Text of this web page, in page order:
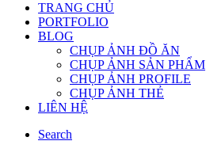
TRANG CHỦ
PORTFOLIO
BLOG
CHỤP ẢNH ĐỒ ĂN
CHỤP ẢNH SẢN PHẨM
CHỤP ẢNH PROFILE
CHỤP ẢNH THẺ
LIÊN HỆ
Search